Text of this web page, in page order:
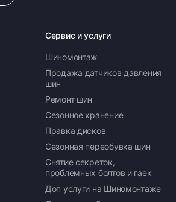
Сервис и услуги
Шиномонтаж
Продажа датчиков давления
шин
Ремонт шин
Сезонное хранение
Правка дисков
Сезонная переобувка шин
Снятие секреток,
проблемных болтов и гаек
Доп услуги на Шиномонтаже